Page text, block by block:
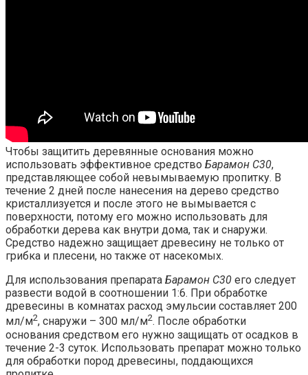
Чтобы защитить деревянные основания можно
использовать эффективное средство Барамон С30,
представляющее собой невымываемую пропитку. В
течение 2 дней после нанесения на дерево средство
кристаллизуется и после этого не вымывается с
поверхности, потому его можно использовать для
обработки дерева как внутри дома, так и снаружи.
Средство надежно защищает древесину не только от
грибка и плесени, но также от насекомых.
Для использования препарата Барамон С30 его следует
развести водой в соотношении 1:6. При обработке
древесины в комнатах расход эмульсии составляет 200
мл/м2, снаружи – 300 мл/м2. После обработки
основания средством его нужно защищать от осадков в
течение 2-3 суток. Использовать препарат можно только
для обработки пород древесины, поддающихся